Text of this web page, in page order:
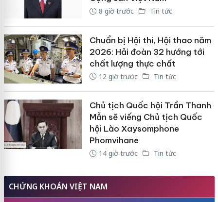
8 giờ trước Tin tức
Chuẩn bị Hội thi, Hội thao năm
2026: Hải đoàn 32 hướng tới
chất lượng thực chất
12 giờ trước Tin tức
Chủ tịch Quốc hội Trần Thanh
Mẫn sẽ viếng Chủ tịch Quốc
hội Lào Xaysomphone
Phomvihane
14 giờ trước Tin tức
CHỨNG KHOÁN VIỆT NAM